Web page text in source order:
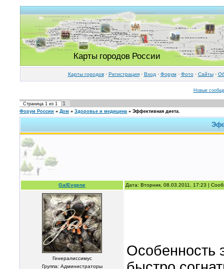
Карты городов России
Карты городов· Регистрация· Вход · Форум· Фото· Cайты·
Новые
Страница 1 из 1 1
Форум России » Дом » Здоровье и медицина » Эффективная диета.
GalEvgene Дата: Вторник, 08.03.2011, 17:23 |
Генералиссимус
Группа: Администраторы
Особенность